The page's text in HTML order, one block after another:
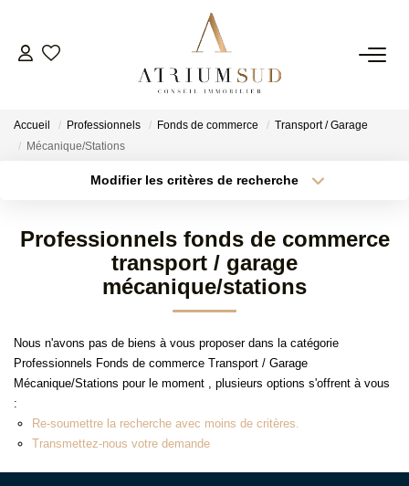
TRANSACTION
SYNDIC
ESTIMATION
AGENCE
MON COMPTE
Accueil Professionnels Fonds de commerce
Transport / Garage
Mécanique/Stations
Modifier les critères de recherche
Type de bien
Surface min
Créer une alerte
Professionnels fonds de commerce
transport / garage
mécanique/stations
Nous n'avons pas de biens à vous proposer dans la catégorie
Professionnels Fonds de commerce Transport / Garage
Mécanique/Stations pour le moment , plusieurs options s'offrent à vous
:
Re-soumettre la recherche avec moins de critères.
Transmettez-nous votre demande